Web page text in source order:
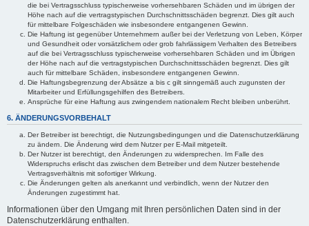
die bei Vertragsschluss typischerweise vorhersehbaren Schäden und im übrigen der
Höhe nach auf die vertragstypischen Durchschnittsschäden begrenzt. Dies gilt auch
für mittelbare Folgeschäden wie insbesondere entgangenen Gewinn.
Die Haftung ist gegenüber Unternehmern außer bei der Verletzung von Leben, Körper
und Gesundheit oder vorsätzlichem oder grob fahrlässigem Verhalten des Betreibers
auf die bei Vertragsschluss typischerweise vorhersehbaren Schäden und im Übrigen
der Höhe nach auf die vertragstypischen Durchschnittsschäden begrenzt. Dies gilt
auch für mittelbare Schäden, insbesondere entgangenen Gewinn.
Die Haftungsbegrenzung der Absätze a bis c gilt sinngemäß auch zugunsten der
Mitarbeiter und Erfüllungsgehilfen des Betreibers.
Ansprüche für eine Haftung aus zwingendem nationalem Recht bleiben unberührt.
6. ÄNDERUNGSVORBEHALT
Der Betreiber ist berechtigt, die Nutzungsbedingungen und die Datenschutzerklärung
zu ändern. Die Änderung wird dem Nutzer per E-Mail mitgeteilt.
Der Nutzer ist berechtigt, den Änderungen zu widersprechen. Im Falle des
Widerspruchs erlischt das zwischen dem Betreiber und dem Nutzer bestehende
Vertragsverhältnis mit sofortiger Wirkung.
Die Änderungen gelten als anerkannt und verbindlich, wenn der Nutzer den
Änderungen zugestimmt hat.
Informationen über den Umgang mit Ihren persönlichen Daten sind in der
Datenschutzerklärung enthalten.